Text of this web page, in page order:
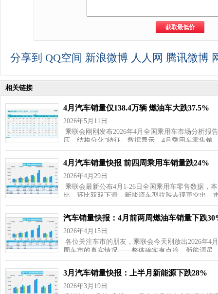
分享到 QQ空间 新浪微博 人人网 腾讯微博
相关链接
4月汽车销量仅138.4万辆 燃油车大跌37.5%
2026年5月11日
乘联会刚刚发布2026年4月全国乘用车市场分析报
压、结构分化”特征。数据显示，4月乘用车零售销
4月汽车销量快报 前四周乘用车销量跌24%
2026年4月29日
乘联会最新公布4月1-26日全国乘用车零售数据，
比、环比双双下滑，新能源车型抗跌表现更突出，
汽车销量快报：4月前两周燃油车销量下跌
2026年4月15日
各位关注车市的朋友，乘联会今天刚放出2026年4
周车市的真实情况——整体确实有点冷，新能源虽
3月汽车销量快报：上半月新能源下跌28%
2026年3月19日